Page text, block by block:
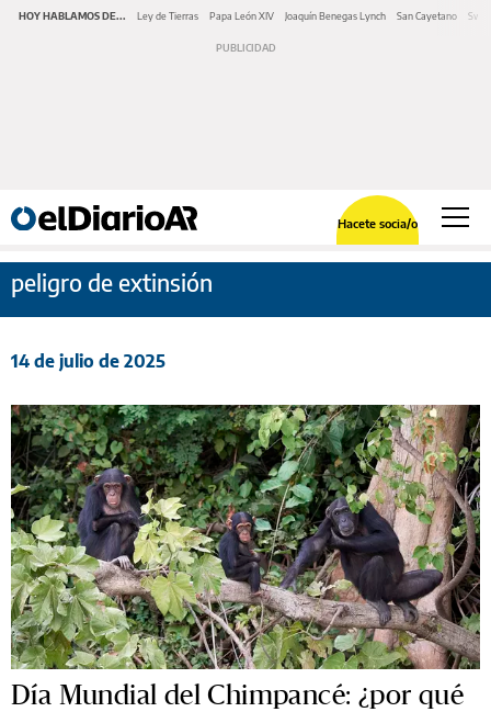
HOY HABLAMOS DE... Ley de Tierras Papa León XIV Joaquín Benegas Lynch San Cayetano
Hacete socia/o
peligro de extinsión
14 de julio de 2025
Día Mundial del Chimpancé: ¿por qué